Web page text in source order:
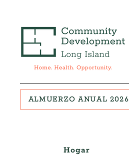
ALMUERZO ANUAL 2026
Hogar